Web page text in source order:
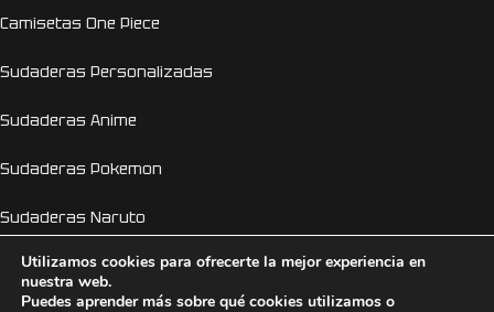
Camisetas One Piece
Sudaderas Personalizadas
Sudaderas Anime
Sudaderas Pokemon
Sudaderas Naruto
Personalizador Online
Utilizamos cookies para ofrecerte la mejor experiencia en
nuestra web.
Puedes aprender más sobre qué cookies utilizamos o